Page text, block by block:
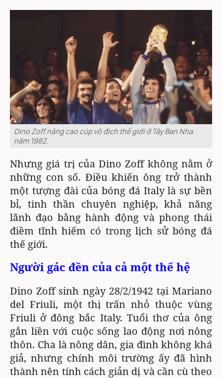
Dino Zoff nâng cao cúp vô địch thế giới ở Tây Ban Nha
năm 1982.
Nhưng giá trị của Dino Zoff không nằm ở
những con số. Điều khiến ông trở thành
một tượng đài của bóng đá Italy là sự bền
bỉ, tinh thần chuyên nghiệp, khả năng
lãnh đạo bằng hành động và phong thái
điềm tĩnh hiếm có trong lịch sử bóng đá
thế giới.
Người gác đền của cả một thế hệ
Dino Zoff sinh ngày 28/2/1942 tại Mariano
del Friuli, một thị trấn nhỏ thuộc vùng
Friuli ở đông bắc Italy. Tuổi thơ của ông
gắn liền với cuộc sống lao động nơi nông
thôn. Cha là nông dân, gia đình không khá
giả, nhưng chính môi trường ấy đã hình
thành nên tính cách giản dị và cần cù theo